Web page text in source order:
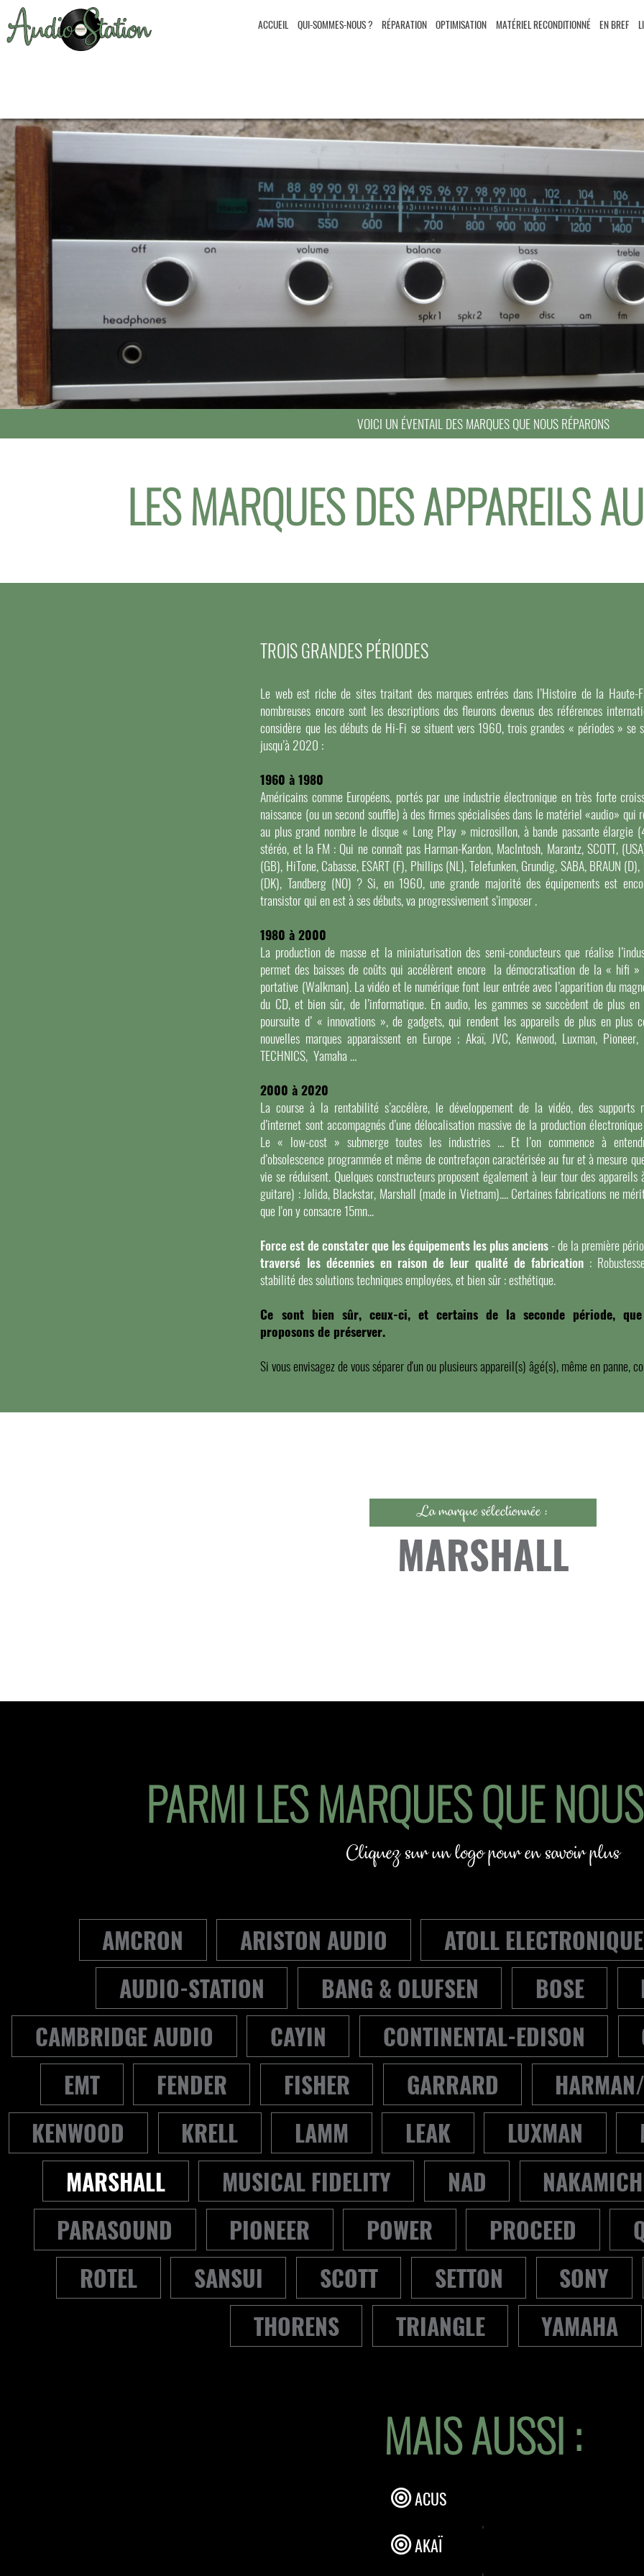
ACCUEIL QUI-SOMMES-NOUS ? RÉPARATION OPTIMISATION MATÉRIEL RECONDITIONNÉ EN BREF
VOICI UN ÉVENTAIL DES MARQUES QUE NOUS RÉPARONS
LES MARQUES DES APPAREILS
TROIS GRANDES PÉRIODES
Le web est riche de sites traitant des marques entrées dans l’Histoire de la Haute-
nombreuses encore sont les descriptions des fleurons devenus des références
considère que les débuts de Hi-Fi se situent vers 1960, trois grandes « périodes » se
jusqu’à 2020 :
1960 à 1980
Américains comme Européens, portés par une industrie électronique en très forte
naissance (ou un second souffle) à des firmes spécialisées dans le matériel «audio» qui
au plus grand nombre le disque « Long Play » microsillon, à bande passante élargie
stéréo, et la FM : Qui ne connaît pas Harman-Kardon, MacIntosh, Marantz, SCOTT,
(GB), HiTone, Cabasse, ESART (F), Phillips (NL), Telefunken, Grundig, SABA, BRAUN
(DK), Tandberg (NO) ? Si, en 1960, une grande majorité des équipements est
transistor qui en est à ses débuts, va progressivement s’imposer .
1980 à 2000
La production de masse et la miniaturisation des semi-conducteurs que réalise
permet des baisses de coûts qui accélèrent encore la démocratisation de la « hifi »
portative (Walkman). La vidéo et le numérique font leur entrée avec l’apparition du
du CD, et bien sûr, de l’informatique. En audio, les gammes se succèdent de plus
poursuite d’ « innovations », de gadgets, qui rendent les appareils de plus en plus
nouvelles marques apparaissent en Europe ; Akaï, JVC, Kenwood, Luxman, Pioneer,
TECHNICS, Yamaha …
2000 à 2020
La course à la rentabilité s’accélère, le développement de la vidéo, des supports
d’internet sont accompagnés d’une délocalisation massive de la production
Le « low-cost » submerge toutes les industries … Et l’on commence à
d’obsolescence programmée et même de contrefaçon caractérisée au fur et à mesure
vie se réduisent. Quelques constructeurs proposent également à leur tour des
guitare) : Jolida, Blackstar, Marshall (made in Vietnam).... Certaines fabrications ne
que l'on y consacre 15mn...
Force est de constater que les équipements les plus anciens- de la première
traversé les décennies en raison de leur qualité de fabrication :
stabilité des solutions techniques employées, et bien sûr : esthétique.
Ce sont bien sûr, ceux-ci, et certains de la seconde période,
proposons de préserver.
Si vous envisagez de vous séparer d'un ou plusieurs appareil(s) âgé(s), même en panne,
La marque sélectionnée :
MARSHALL
PARMI LES MARQUES QUE
Cliquez sur un logo pour en savoir plus
AMCRON ARISTON AUDIO ATOLL ELECTRONIQUE
AUDIO-STATION
BANG & OLUFSEN BOSE
CAMBRIDGE AUDIO
CAYIN CONTINENTAL-EDISON
EMT
FENDER FISHER GARRARD
KENWOOD
KRELL LAMM LEAK LUXMAN
MARSHALL
MUSICAL FIDELITY NAD
PARASOUND
PIONEER POWER PROCEED
ROTEL
SANSUI SCOTT SETTON SONY
THORENS
TRIANGLE YAMAHA
MAIS AUSSI :
ACUS
,
AKAÏ